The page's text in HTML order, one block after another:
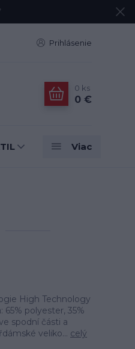
Prihlásenie
0 ks
0 €
Viac
High Technology
polyester, 35%
spodní části a
veliko... celý